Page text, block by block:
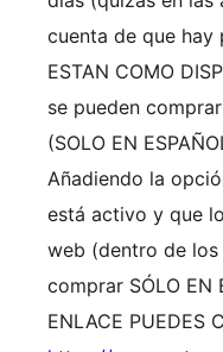
cuenta de que hay
ESTAN COMO
se pueden
(SOLO EN
Añadiendo la
está activo y que
web (dentro de
comprar SÓLO EN
ENLACE PUEDES